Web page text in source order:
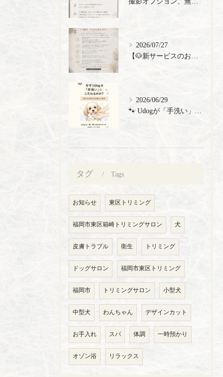
2026/07/27
2026/06/29
タグ Tags
お知らせ 東区トリミング
福岡市東区箱崎トリミングサロン 犬
皮膚トラブル 衛生 トリミング
ドッグサロン 福岡市東区トリミング
福岡市 トリミングサロン 小型犬
中型犬 わんちゃん デザインカット
お手入れ スパ 体調 一時預かり
オゾン浴 リラックス